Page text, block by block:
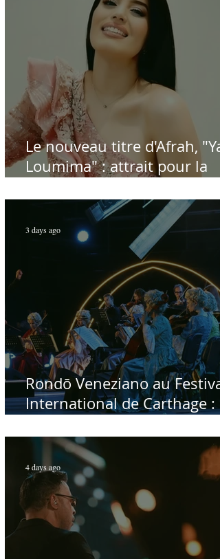
Le nouveau titre d'Afrah, "Ya
Loumima" : attrait pour la
Rabah Driassa
Rondō Veneziano au Festival
International de Carthage :
public tunisien
3 days ago
4 days ago